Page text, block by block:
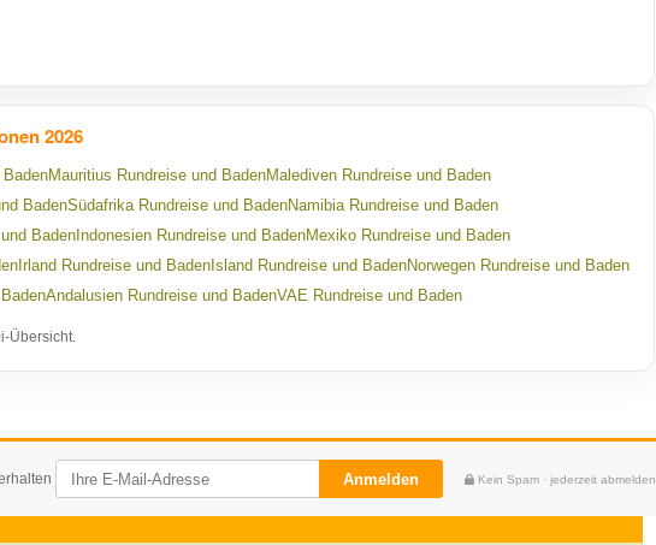
2026
BadenMauritius Rundreise und BadenMalediven Rundreise und Baden
BadenSüdafrika Rundreise und BadenNamibia Rundreise und Baden
Baden Indonesien Rundreise und BadenMexiko Rundreise und Baden
Irland Rundreise und Baden Island Rundreise und BadenNorwegen Rundreise und Baden
Andalusien Rundreise und BadenVAE Rundreise und Baden
Übersicht.
Anmelden Kein Spam · jederzeit abmelden